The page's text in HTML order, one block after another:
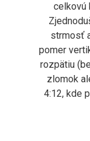
celkovú
strmosť
pomer
rozpätiu
zlomok
4:12, kde